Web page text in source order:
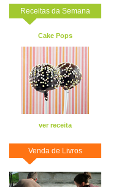
Receitas da Semana
Cake Pops
ver receita
Venda de Livros